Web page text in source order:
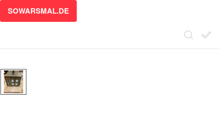
SOWARSMAL.DE